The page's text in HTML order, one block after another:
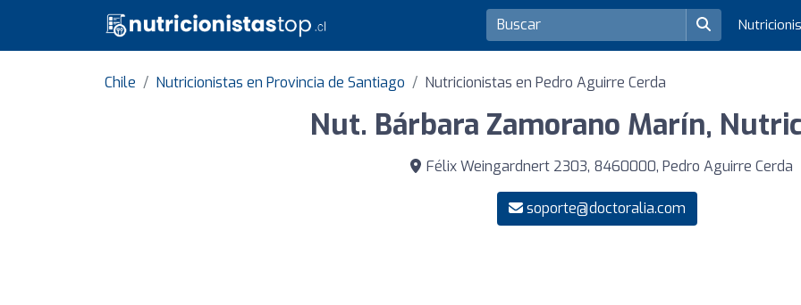
Chile Nutricionistas en Provincia de Santiago Nutricionistas en Pedro Aguirre Cerda
Nut. Bárbara Zamorano Marín,
Félix Weingardnert 2303, 8460000, Pedro Aguirre Cerda
soporte@doctoralia.com